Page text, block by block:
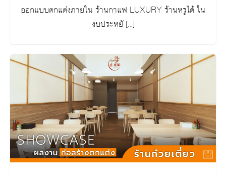
ออกแบบตกแต่งภายใน ร้านกาแฟ LUXURY ร้านหรูได้ ใน
งบประหยั […]